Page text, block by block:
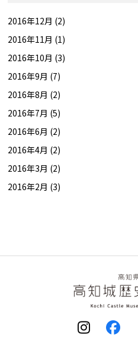
2016年12月 (2)
2016年11月 (1)
2016年10月 (3)
2016年9月 (7)
2016年8月 (2)
2016年7月 (5)
2016年6月 (2)
2016年4月 (2)
2016年3月 (2)
2016年2月 (3)